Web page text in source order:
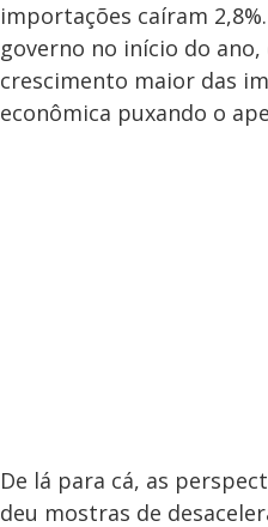
importações caíram
governo no início do
crescimento maior das
econômica puxando o
De lá para cá, as
deu mostras de